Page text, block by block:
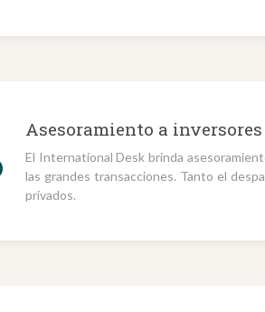
Asesoramiento a
El International Desk brinda
las grandes transacciones. Tanto el
privados.